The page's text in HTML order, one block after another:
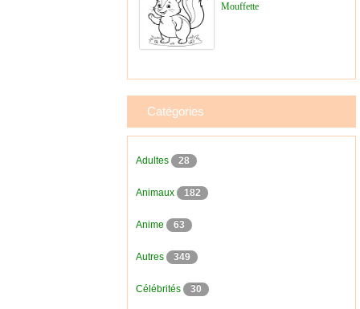
Mouffette
Catégories
Adultes 28
Animaux 182
Anime 63
Autres 349
Célébrités 30